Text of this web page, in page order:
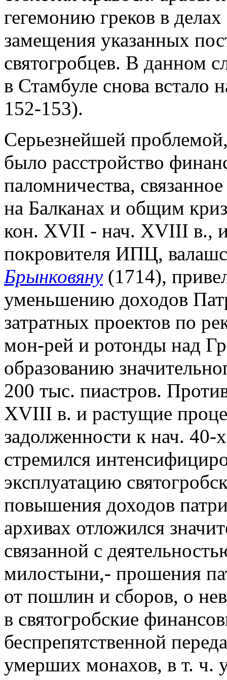
гегемонию греков в
замещения указанных
святогробцев. В данном
в Стамбуле снова встало
152-153).
Серьезнейшей
было расстройство
паломничества,
на Балканах и общим
кон. XVII - нач. XVIII в., и
покровителя ИПЦ,
Брынковяну(1714),
уменьшению доходов
затратных проектов по
мон-рей и ротонды над
образованию
200 тыс. пиастров.
XVIII в. и растущие
задолженности к нач. 40-
стремился
эксплуатацию
повышения доходов
архивах отложился
связанной с
милостыни,- прошения
от пошлин и сборов, о
в святогробские
беспрепятственной
умерших монахов, в т. ч.